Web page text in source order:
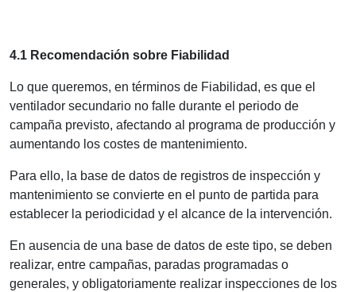
4.1 Recomendación sobre Fiabilidad
Lo que queremos, en términos de Fiabilidad, es que el
ventilador secundario no falle durante el periodo de
campaña previsto, afectando al programa de producción y
aumentando los costes de mantenimiento.
Para ello, la base de datos de registros de inspección y
mantenimiento se convierte en el punto de partida para
establecer la periodicidad y el alcance de la intervención.
En ausencia de una base de datos de este tipo, se deben
realizar, entre campañas, paradas programadas o
generales, y obligatoriamente realizar inspecciones de los